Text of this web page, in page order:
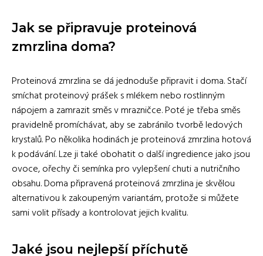
Jak se připravuje proteinová
zmrzlina doma?
Proteinová zmrzlina se dá jednoduše připravit i doma. Stačí
smíchat proteinový prášek s mlékem nebo rostlinným
nápojem a zamrazit směs v mrazničce. Poté je třeba směs
pravidelně promíchávat, aby se zabránilo tvorbě ledových
krystalů. Po několika hodinách je proteinová zmrzlina hotová
k podávání. Lze ji také obohatit o další ingredience jako jsou
ovoce, ořechy či semínka pro vylepšení chuti a nutričního
obsahu. Doma připravená proteinová zmrzlina je skvělou
alternativou k zakoupeným variantám, protože si můžete
sami volit přísady a kontrolovat jejich kvalitu.
Jaké jsou nejlepší příchutě